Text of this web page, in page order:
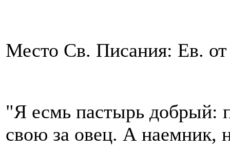
Место Св. Писания: Ев.
"Я есмь пастырь добрый:
свою за овец. А наемник,